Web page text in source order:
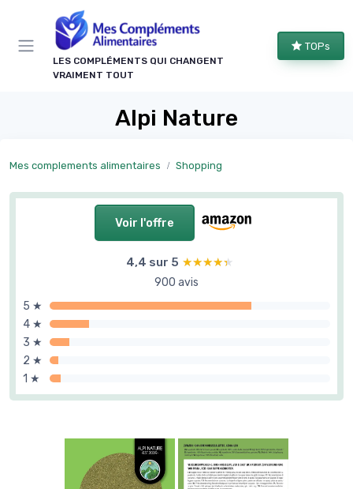
LES COMPLÉMENTS QUI CHANGENT
VRAIMENT TOUT
TOPs
Alpi Nature
Mes complements alimentaires Shopping
Voir l'offre
4,4 sur 5 ★★★★★
★★★★★
900 avis
5 ★
4 ★
3 ★
2 ★
1 ★
Panneau de gestion des cookies